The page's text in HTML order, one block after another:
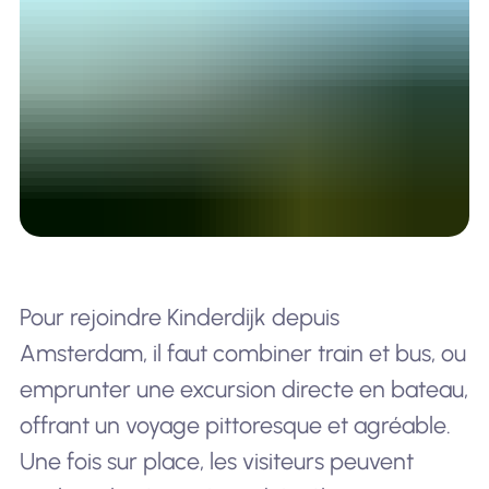
Pour rejoindre Kinderdijk depuis
Amsterdam, il faut combiner train et bus, ou
emprunter une excursion directe en bateau,
offrant un voyage pittoresque et agréable.
Une fois sur place, les visiteurs peuvent